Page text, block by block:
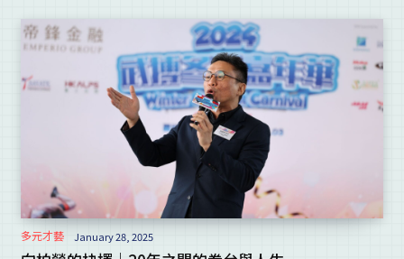
多元才藝 January 28, 2025